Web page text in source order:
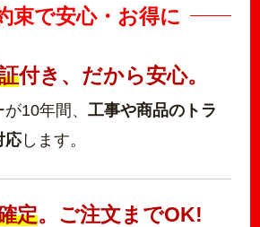
束で安心・お得に
付き、だから安心。
10年間、 工事や商品のトラ
応します。
定。ご注文までOK!